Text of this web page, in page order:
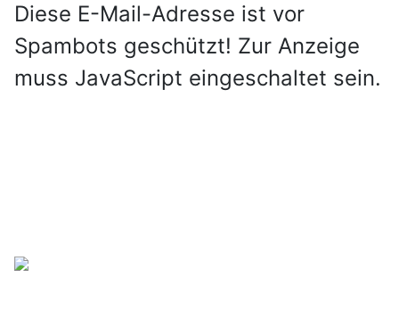
Diese E-Mail-Adresse ist vor
Spambots geschützt! Zur Anzeige
muss JavaScript eingeschaltet sein.